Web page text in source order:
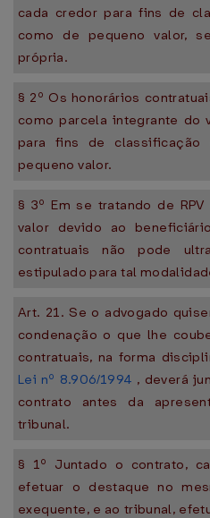
cada credor para fins de
como de pequeno valor,
própria.
§ 2º Os honorários
como parcela integrante do
para fins de
pequeno valor.
§ 3º Em se tratando de
valor devido ao
contratuais não pode
estipulado para tal
Art. 21. Se o advogado
condenação o que lhe
contratuais, na forma
Lei nº 8.906/1994 , deverá
contrato antes da
tribunal.
§ 1º Juntado o contrato,
efetuar o destaque no
exequente, e ao tribunal,